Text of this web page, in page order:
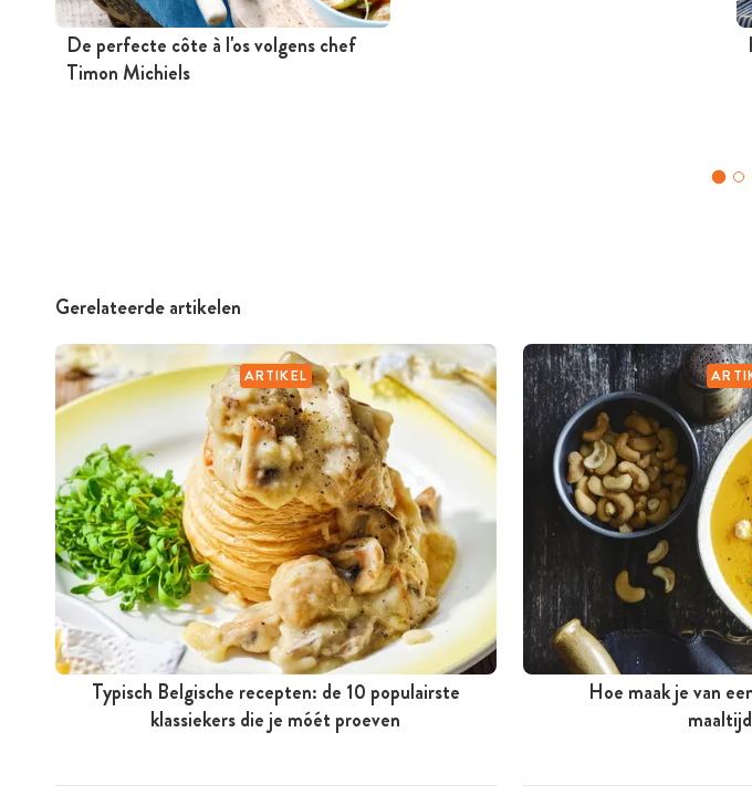
De perfecte côte à l'os volgens chef
Timon Michiels
Gerelateerde artikelen
ARTIKEL
Typisch Belgische recepten: de 10 populairste
klassiekers die je móét proeven
Hoe maak je van